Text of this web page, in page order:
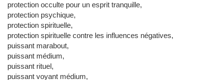
protection occulte pour un esprit tranquille,
protection psychique,
protection spirituelle,
protection spirituelle contre les influences négatives,
puissant marabout,
puissant médium,
puissant rituel,
puissant voyant médium,